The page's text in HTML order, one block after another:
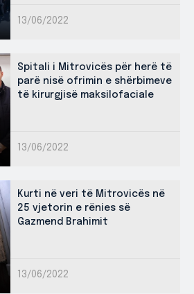
13/06/2022
Spitali i Mitrovicës për herë të
parë nisë ofrimin e shërbimeve
të kirurgjisë maksilofaciale
13/06/2022
Kurti në veri të Mitrovicës në
25 vjetorin e rënies së
Gazmend Brahimit
13/06/2022